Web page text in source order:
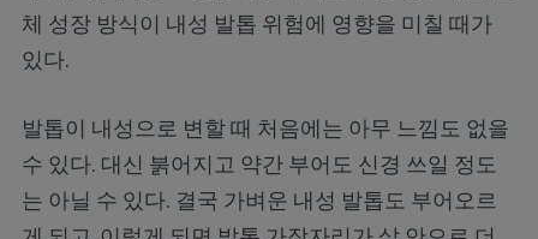
체 성장 방식이 내성 발톱 위험에 영향을 미칠 때가
있다.
발톱이 내성으로 변할 때 처음에는 아무 느낌도 없을
수 있다. 대신 붉어지고 약간 부어도 신경 쓰일 정도
는 아닐 수 있다. 결국 가벼운 내성 발톱도 부어오르